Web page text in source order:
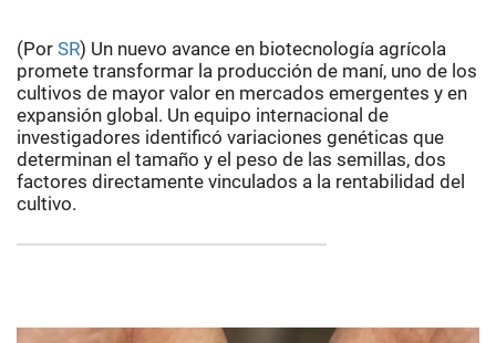
(Por SR) Un nuevo avance en biotecnología agrícola
promete transformar la producción de maní, uno de los
cultivos de mayor valor en mercados emergentes y en
expansión global. Un equipo internacional de
investigadores identificó variaciones genéticas que
determinan el tamaño y el peso de las semillas, dos
factores directamente vinculados a la rentabilidad del
cultivo.